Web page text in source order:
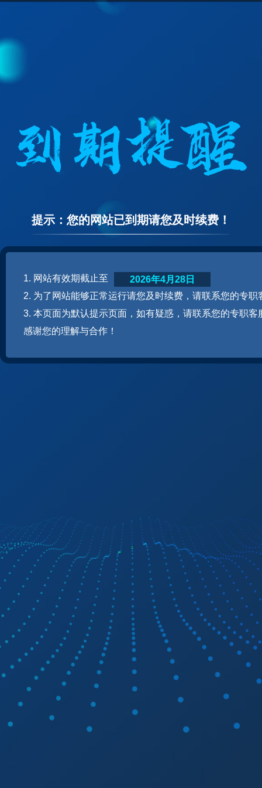
提示：您的网站已到期请您及时续费！
1. 网站有效期截止至
2. 为了网站能够正常运行请您及时续费，请联系您的专职
3. 本页面为默认提示页面，如有疑惑，请联系您的专职客
感谢您的理解与合作！
2026年4月28日